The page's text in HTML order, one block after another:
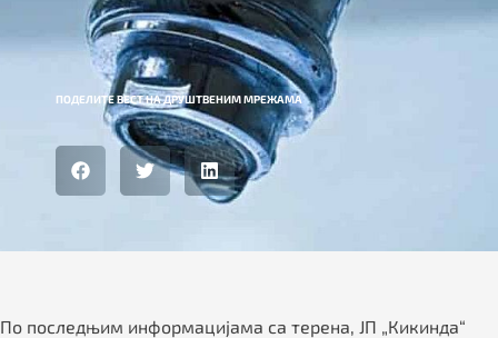
ПОДЕЛИТЕ ВЕСТ НА ДРУШТВЕНИМ МРЕЖАМА
По последњим информацијама са терена, ЈП „Кикинда“